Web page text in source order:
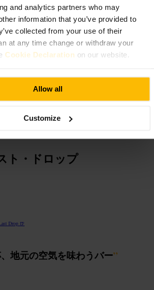
and analytics partners who may
information that you’ve provided to
collected from your use of their
at any time change or withdraw your
Cookie Declaration on our website.
Allow all
Customize
カウンター席とテーブル席が並びます。ドリ
が用意されることが多く、カクテルや一杯を
多いです。照明は落ち着いていて、静かに会
やかな時間帯が混在します。
すいので、少人数でも早めの到着か予約を検
が使いやすいです。服装はスマートカジュア
ト・ドロップ
Drop 🍺
地元の空気を味わうバー”